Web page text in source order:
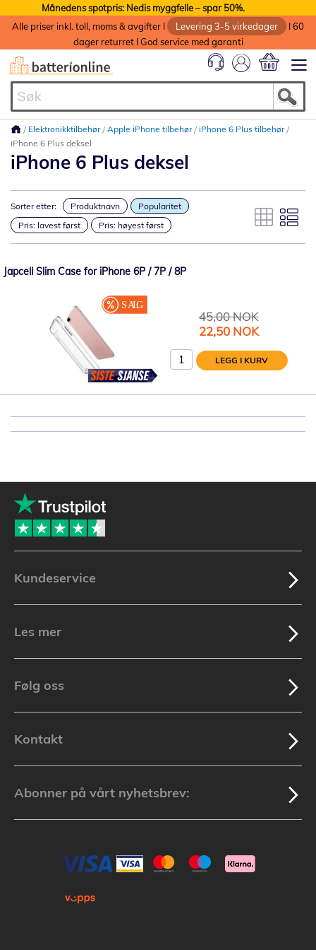
Månedens spotpris: Nedis myggfelle – spar 50%.
Alle priser inkl. toll, moms & avgifter I
Levering 3-5 virkedager
I 60
dager returret I God service med garanti
Elektronikktilbehør Apple iPhone tilbehør iPhone 6 Plus tilbehør
iPhone 6 Plus deksel
iPhone 6 Plus deksel
Sorter etter: Produktnavn
Popularitet
Pris: lavest først
Pris: høyest først
Japcell Slim Case for iPhone 6P / 7P / 8P
45,00 NOK
Spesialpris
22,50 NOK
LEGG I KURV
Kundeservice
Les mer
Følg oss
Kontakt
Abonner på vårt nyhetsbrev: